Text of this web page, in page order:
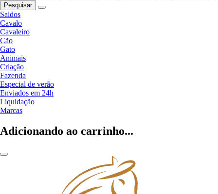
Pesquisar
Saldos
Cavalo
Cavaleiro
Cão
Gato
Animais
Criação
Fazenda
Especial de verão
Enviados em 24h
Liquidação
Marcas
Adicionando ao carrinho...